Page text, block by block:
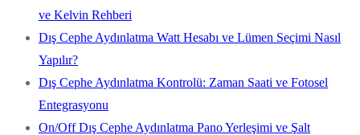
ve Kelvin Rehberi
Dış Cephe Aydınlatma Watt Hesabı ve Lümen Seçimi Nasıl
Yapılır?
Dış Cephe Aydınlatma Kontrolü: Zaman Saati ve Fotosel
Entegrasyonu
On/Off Dış Cephe Aydınlatma Pano Yerleşimi ve Şalt